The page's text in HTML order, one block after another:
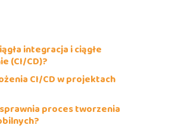
integracja i ciągłe
(CI/CD)?
CI/CD w projektach
proces tworzenia